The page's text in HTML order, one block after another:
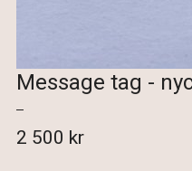
Message tag -
2 500 kr